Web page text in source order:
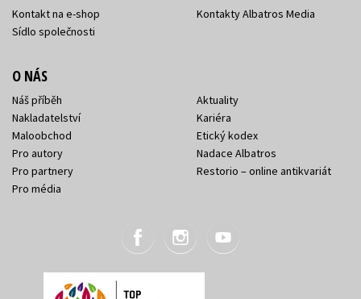
Kontakt na e-shop
Sídlo společnosti
Kontakty Albatros Media
O NÁS
Náš příběh
Nakladatelství
Maloobchod
Pro autory
Pro partnery
Pro média
Aktuality
Kariéra
Etický kodex
Nadace Albatros
Restorio – online antikvariát